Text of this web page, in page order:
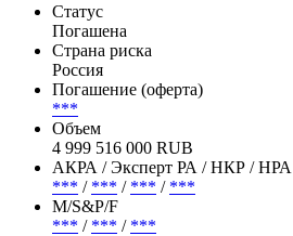
Статус
Погашена
Страна риска
Россия
Погашение (оферта)
***
Объем
4 999 516 000 RUB
АКРА / Эксперт РА / НКР / НРА
*** / *** / *** / ***
М/S&P/F
*** / *** / ***